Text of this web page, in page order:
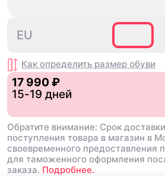
EU
Как определить размер обуви
17 990 ₽
15-19 дней
Обратите внимание: Срок
поступления товара в магазин в
своевременного предоставления
для таможенного оформления
заказа. Подробнее.